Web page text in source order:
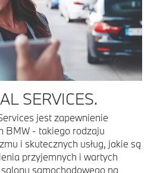
SERVICES.
jest zapewnienie
BMW - takiego rodzaju
i skutecznych usług, jakie są
przyjemnych i wartych
samochodowego na